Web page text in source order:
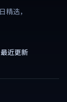
精选，
最近更新